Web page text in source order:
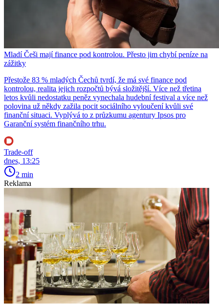
Mladí Češi mají finance pod kontrolou. Přesto jim chybí peníze na
zážitky
Přestože 83 % mladých Čechů tvrdí, že má své finance pod
kontrolou, realita jejich rozpočtů bývá složitější. Více než třetina
letos kvůli nedostatku peněz vynechala hudební festival a více než
polovina už někdy zažila pocit sociálního vyloučení kvůli své
finanční situaci. Vyplývá to z průzkumu agentury Ipsos pro
Garanční systém finančního trhu.
Trade-off
dnes, 13:25
2 min
Reklama